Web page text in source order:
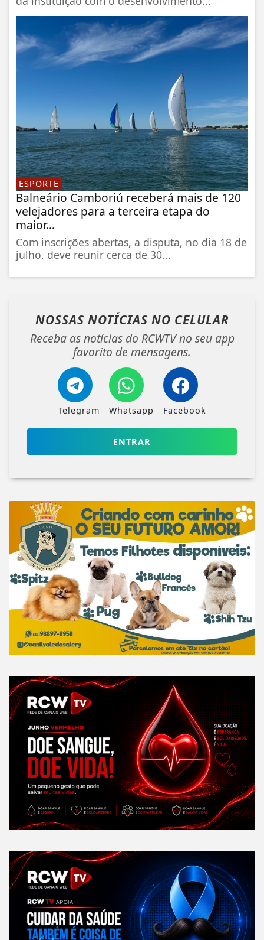
ESPORTE
Balneário Camboriú receberá mais de 120
velejadores para a terceira etapa do
maior...
Com inscrições abertas, a disputa, no dia 18 de
julho, deve reunir cerca de 30...
NOSSAS NOTÍCIAS NO CELULAR
Receba as notícias do RCWTV no seu app
favorito de mensagens.
Telegram Whatsapp Facebook
ENTRAR